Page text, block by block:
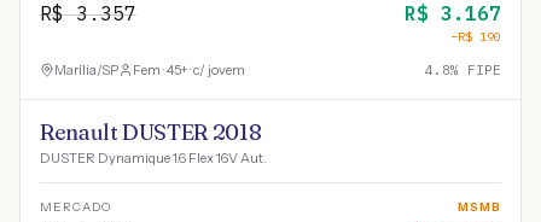
R$3.357 R$ 3.167
−R$ 190
Marília/SP Fem · 45+ · c/ jovem 4.8% FIPE
Renault DUSTER 2018
DUSTER Dynamique 1.6 Flex 16V Aut.
MERCADO MSMB